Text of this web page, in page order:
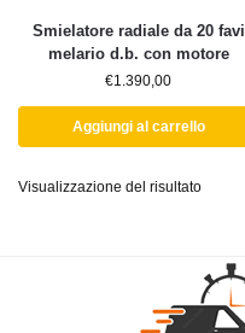
Smielatore radiale da 20 favi
melario d.b. con motore
€1.390,00
Aggiungi al carrello
Visualizzazione del risultato